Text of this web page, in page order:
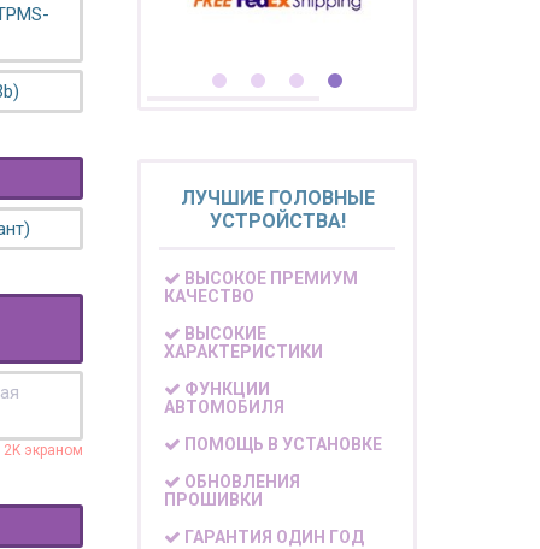
2K экраном
ЛУЧШИЕ ГОЛОВНЫЕ
УСТРОЙСТВА!
ВЫСОКОЕ ПРЕМИУМ
КАЧЕСТВО
ВЫСОКИЕ
ХАРАКТЕРИСТИКИ
ФУНКЦИИ
АВТОМОБИЛЯ
ПОМОЩЬ В УСТАНОВКЕ
ОБНОВЛЕНИЯ
ПРОШИВКИ
ГАРАНТИЯ ОДИН ГОД